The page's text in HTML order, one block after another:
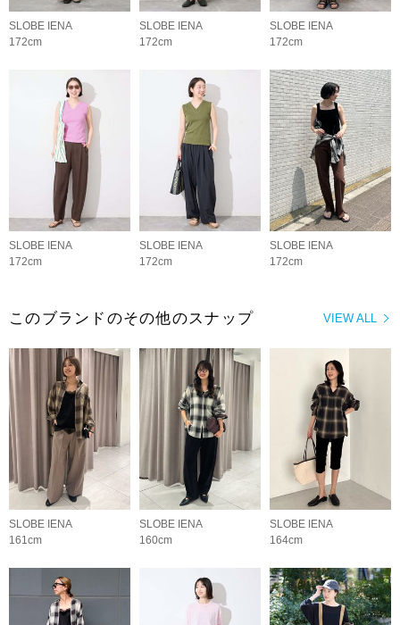
SLOBE IENA
172cm
SLOBE IENA
172cm
SLOBE IENA
172cm
SLOBE IENA
172cm
SLOBE IENA
172cm
SLOBE IENA
172cm
VIEW ALL
このブランドのその他のスナップ
SLOBE IENA
161cm
SLOBE IENA
160cm
SLOBE IENA
164cm